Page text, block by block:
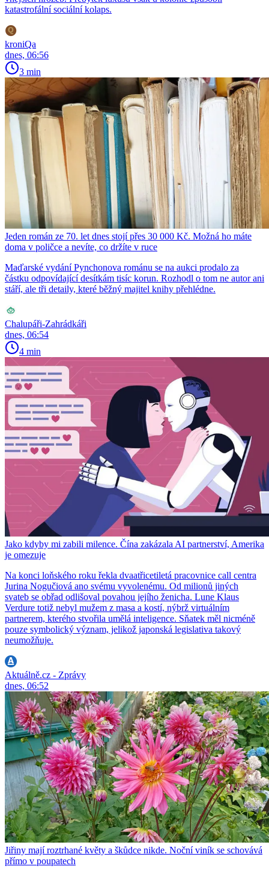
katastrofální sociální kolaps.
kroniQa
dnes, 06:56
3 min
Jeden román ze 70. let dnes stojí přes 30 000 Kč. Možná ho máte
doma v poličce a nevíte, co držíte v ruce
Maďarské vydání Pynchonova románu se na aukci prodalo za
částku odpovídající desítkám tisíc korun. Rozhodl o tom ne autor ani
stáří, ale tři detaily, které běžný majitel knihy přehlédne.
Chalupáři-Zahrádkáři
dnes, 06:54
4 min
Jako kdyby mi zabili milence. Čína zakázala AI partnerství, Amerika
je omezuje
Na konci loňského roku řekla dvaatřicetiletá pracovnice call centra
Jurina Nogučiová ano svému vyvolenému. Od milionů jiných
svateb se obřad odlišoval povahou jejího ženicha. Lune Klaus
Verdure totiž nebyl mužem z masa a kostí, nýbrž virtuálním
partnerem, kterého stvořila umělá inteligence. Sňatek měl nicméně
pouze symbolický význam, jelikož japonská legislativa takový
neumožňuje.
Aktuálně.cz - Zprávy
dnes, 06:52
Jiřiny mají roztrhané květy a škůdce nikde. Noční viník se schovává
přímo v poupatech